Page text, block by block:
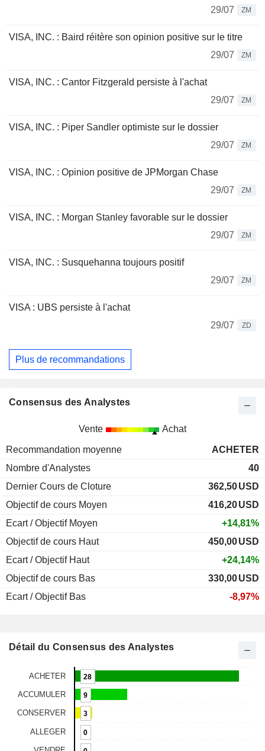
29/07
ZM
VISA, INC. : Baird réitère son opinion positive sur le titre
29/07
ZM
VISA, INC. : Cantor Fitzgerald persiste à l'achat
29/07
ZM
VISA, INC. : Piper Sandler optimiste sur le dossier
29/07
ZM
VISA, INC. : Opinion positive de JPMorgan Chase
29/07
ZM
VISA, INC. : Morgan Stanley favorable sur le dossier
29/07
ZM
VISA, INC. : Susquehanna toujours positif
29/07
ZM
VISA : UBS persiste à l'achat
29/07
ZD
Plus de recommandations
Consensus des Analystes
Vente Achat
Recommandation moyenne
ACHETER
Nombre d'Analystes
40
Dernier Cours de Cloture
362,50USD
Objectif de cours Moyen
416,20USD
Ecart / Objectif Moyen
+14,81%
Objectif de cours Haut
450,00USD
Ecart / Objectif Haut
+24,14%
Objectif de cours Bas
330,00USD
Ecart / Objectif Bas
-8,97%
Détail du Consensus des Analystes